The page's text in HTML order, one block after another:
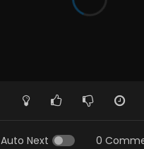
Auto Next 0